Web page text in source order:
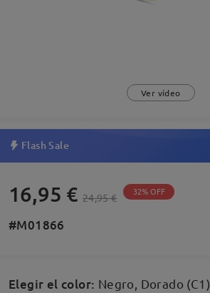
Ver vídeo
Flash Sale
16,95 € 24,95 € 32% OFF
#M01866
Elegir el color: Negro, Dorado (C1)